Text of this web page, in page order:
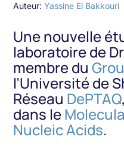
Auteur:Yassine El Bakkouri
Une nouvelle
laboratoire de
membre du
l’Université de
Réseau DePTAQ
dans le
Nucleic Acids.